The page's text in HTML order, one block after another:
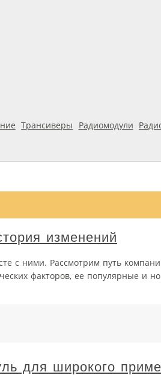
Трансиверы Радиомодули
изменений
с ними. Рассмотрим путь
факторов, ее популярные и
для широкого